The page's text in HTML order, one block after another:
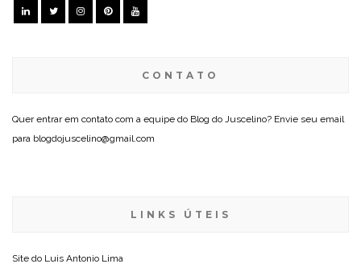
CONTATO
Quer entrar em contato com a equipe do Blog do Juscelino? Envie seu email
para blogdojuscelino@gmail.com
LINKS ÚTEIS
Site do Luis Antonio Lima